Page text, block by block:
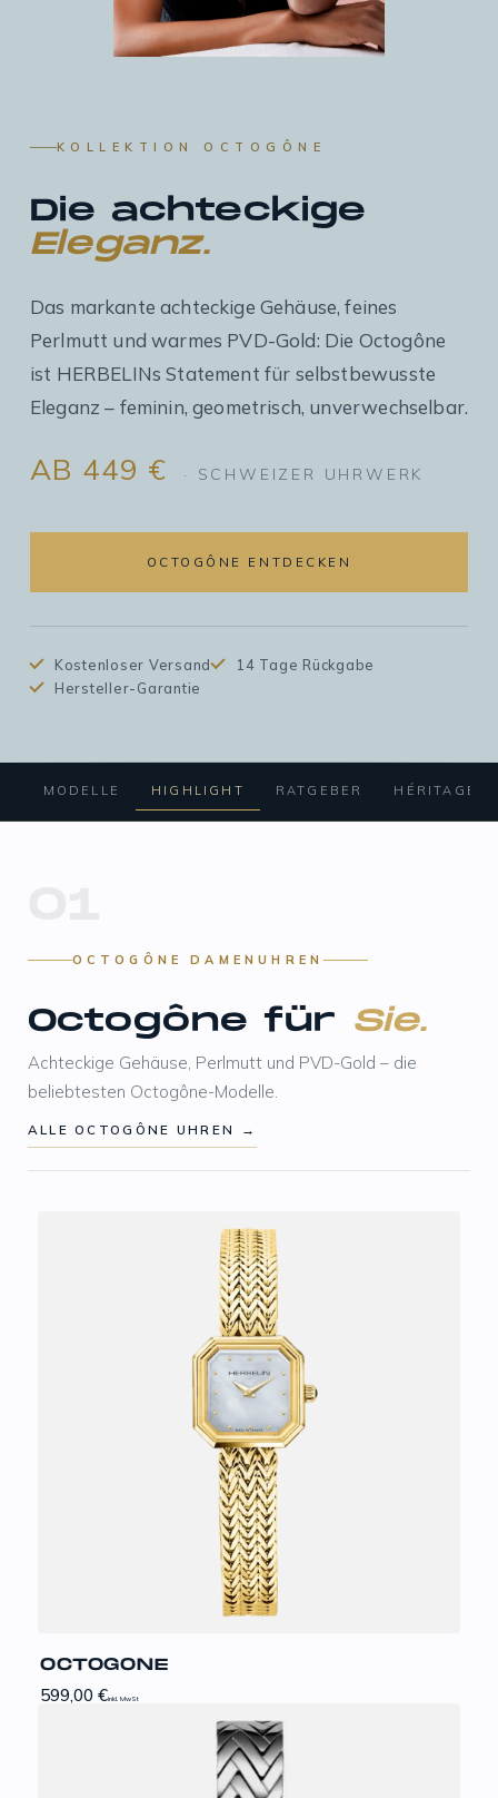
KOLLEKTION OCTOGÔNE
Die achteckige
Eleganz.
Das markante achteckige Gehäuse, feines
Perlmutt und warmes PVD-Gold: Die Octogône
ist HERBELINs Statement für selbstbewusste
Eleganz – feminin, geometrisch, unverwechselbar.
AB 449 € · SCHWEIZER UHRWERK
OCTOGÔNE ENTDECKEN
Kostenloser Versand
14 Tage Rückgabe
Hersteller-Garantie
MODELLE HIGHLIGHT RATGEBER HÉRITAGE
OCTOGÔNE DAMENUHREN
Octogône für Sie.
Achteckige Gehäuse, Perlmutt und PVD-Gold – die
beliebtesten Octogône-Modelle.
ALLE OCTOGÔNE UHREN →
OCTOGONE
599,00€inkl. MwSt